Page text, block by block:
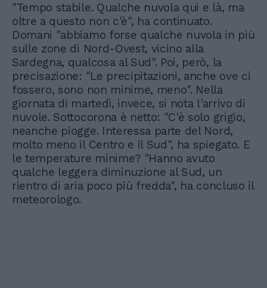
"Tempo stabile. Qualche nuvola qui e là, ma
oltre a questo non c'è", ha continuato.
Domani "abbiamo forse qualche nuvola in più
sulle zone di Nord-Ovest, vicino alla
Sardegna, qualcosa al Sud". Poi, però, la
precisazione: "Le precipitazioni, anche ove ci
fossero, sono non minime, meno". Nella
giornata di martedì, invece, si nota l'arrivo di
nuvole. Sottocorona è netto: "C'è solo grigio,
neanche piogge. Interessa parte del Nord,
molto meno il Centro e il Sud", ha spiegato. E
le temperature minime? "Hanno avuto
qualche leggera diminuzione al Sud, un
rientro di aria poco più fredda", ha concluso il
meteorologo.